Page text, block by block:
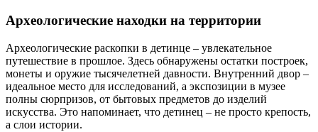
Археологические находки на территории
Археологические раскопки в детинце – увлекательное
путешествие в прошлое. Здесь обнаружены остатки построек,
монеты и оружие тысячелетней давности. Внутренний двор –
идеальное место для исследований, а экспозиции в музее
полны сюрпризов, от бытовых предметов до изделий
искусства. Это напоминает, что детинец – не просто крепость,
а слои истории.